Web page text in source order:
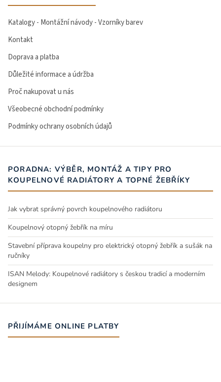
Katalogy - Montážní návody - Vzorníky barev
Kontakt
Doprava a platba
Důležité informace a údržba
Proč nakupovat u nás
Všeobecné obchodní podmínky
Podmínky ochrany osobních údajů
PORADNA: VÝBĚR, MONTÁŽ A TIPY PRO
KOUPELNOVÉ RADIÁTORY A TOPNÉ ŽEBŘÍKY
Jak vybrat správný povrch koupelnového radiátoru
Koupelnový otopný žebřík na míru
Stavební příprava koupelny pro elektrický otopný žebřík a sušák na
ručníky
ISAN Melody: Koupelnové radiátory s českou tradicí a moderním
designem
PŘIJÍMÁME ONLINE PLATBY